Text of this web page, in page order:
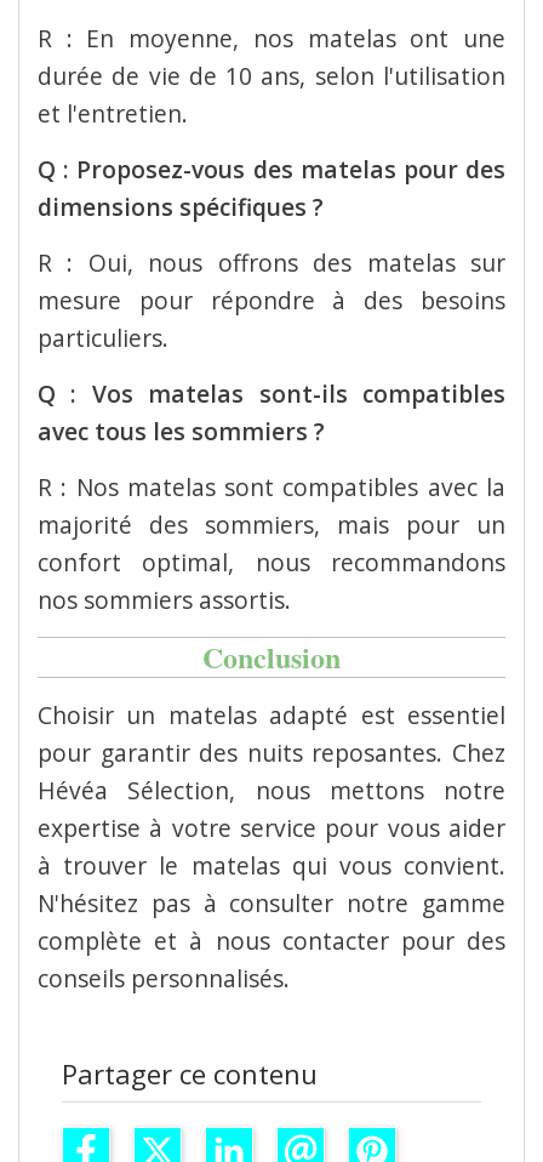
R : En moyenne, nos matelas ont une
durée de vie de 10 ans, selon l'utilisation
et l'entretien.
Q : Proposez-vous des matelas pour des
dimensions spécifiques ?
R : Oui, nous offrons des matelas sur
mesure pour répondre à des besoins
particuliers.
Q : Vos matelas sont-ils compatibles
avec tous les sommiers ?
R : Nos matelas sont compatibles avec la
majorité des sommiers, mais pour un
confort optimal, nous recommandons
nos sommiers assortis.
Conclusion
Choisir un matelas adapté est essentiel
pour garantir des nuits reposantes. Chez
Hévéa Sélection, nous mettons notre
expertise à votre service pour vous aider
à trouver le matelas qui vous convient.
N'hésitez pas à consulter notre gamme
complète et à nous contacter pour des
conseils personnalisés.
Partager ce contenu